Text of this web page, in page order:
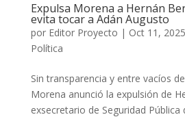
Expulsa Morena a Hernán
evita tocar a Adán Augusto
por Editor Proyecto | Oct 11, 2025
Política
Sin transparencia y entre vacíos
Morena anunció la expulsión de
exsecretario de Seguridad Pública